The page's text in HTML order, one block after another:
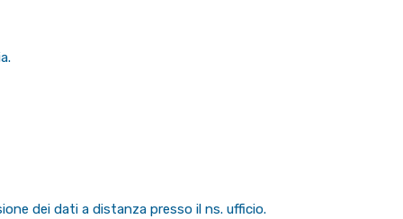
dei dati a distanza presso il ns. ufficio.